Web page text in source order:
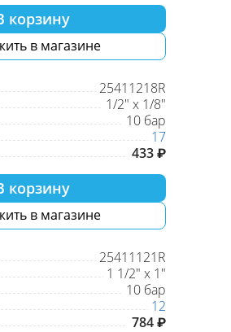
корзину
в магазине
25411218R
1/2" х 1/8"
10 бар
17
433 ₽
корзину
в магазине
25411121R
1 1/2" х 1"
10 бар
12
784 ₽